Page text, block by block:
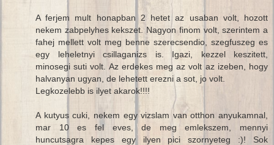
A ferjem mult honapban 2 hetet az usaban volt, hozott
nekem zabpelyhes kekszet. Nagyon finom volt, szerintem a
fahej mellett volt meg benne szerecsendio, szegfuszeg es
egy leheletnyi csillaganizs is. Igazi, kezzel keszitett,
minosegi suti volt. Az erdekes meg az volt az izeben, hogy
halvanyan ugyan, de lehetett erezni a sot, jo volt.
Legkozelebb is ilyet akarok!!!!
A kutyus cuki, nekem egy vizslam van otthon anyukamnal,
mar 10 es fel eves, de meg emlekszem, mennyi
huncutsagra kepes egy ilyen pici szornyeteg :)! Sok